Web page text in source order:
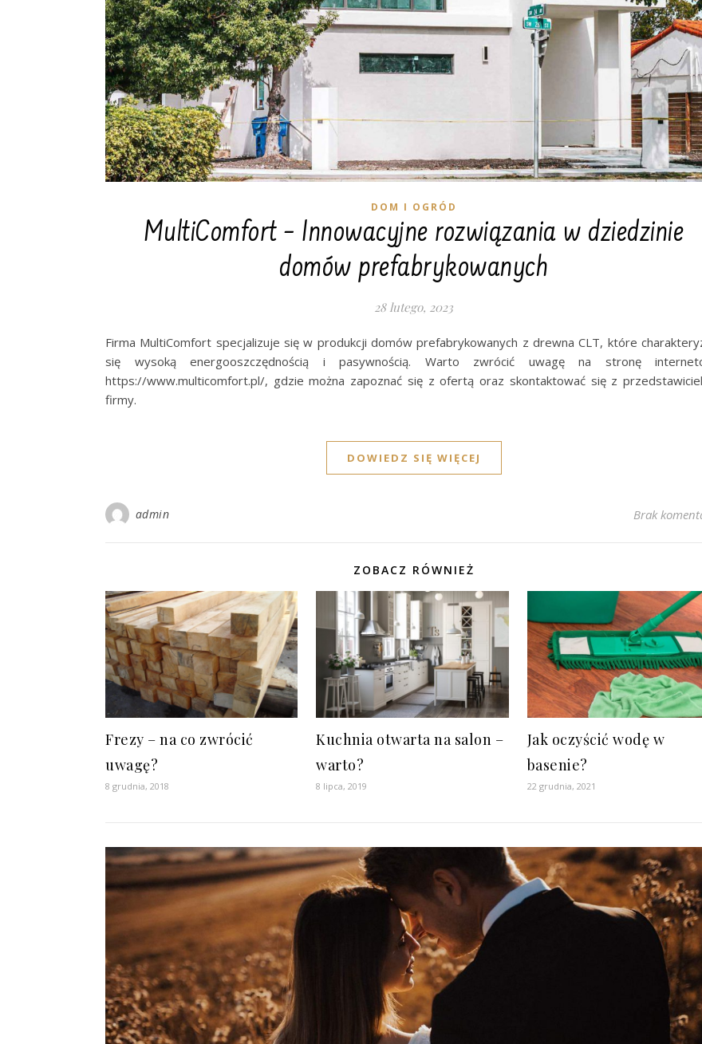
DOM I OGRÓD
MultiComfort – Innowacyjne rozwiązania w dziedzinie
domów prefabrykowanych
28 lutego, 2023
Firma MultiComfort specjalizuje się w produkcji domów prefabrykowanych z drewna CLT, które
się wysoką energooszczędnością i pasywnością. Warto zwrócić uwagę na stronę
https://www.multicomfort.pl/, gdzie można zapoznać się z ofertą oraz skontaktować się z
firmy.
DOWIEDZ SIĘ WIĘCEJ
admin Brak
ZOBACZ RÓWNIEŻ
Frezy – na co zwrócić
uwagę?
8 grudnia, 2018
Kuchnia otwarta na salon –
warto?
8 lipca, 2019
Jak oczyścić wodę w
basenie?
22 grudnia, 2021